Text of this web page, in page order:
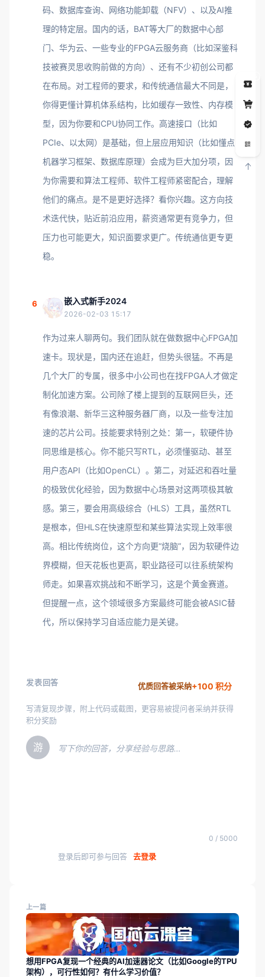
码、数据库查询、网络功能卸载（NFV）、以及AI推
理的特定层。国内的话，BAT等大厂的数据中心部
门、华为云、一些专业的FPGA云服务商（比如深鉴科
技被赛灵思收购前做的方向）、还有不少初创公司都
在布局。对工程师的要求，和传统通信最大不同是，
你得更懂计算机体系结构，比如缓存一致性、内存模
型，因为你要和CPU协同工作。高速接口（比如
PCIe、以太网）是基础，但上层应用知识（比如懂点
机器学习框架、数据库原理）会成为巨大加分项，因
为你需要和算法工程师、软件工程师紧密配合，理解
他们的痛点。是不是更好选择？看你兴趣。这方向技
术迭代快，贴近前沿应用，薪资通常更有竞争力，但
压力也可能更大，知识面要求更广。传统通信更专更
稳。
6 嵌入式新手2024
2026-02-03 15:17
作为过来人聊两句。我们团队就在做数据中心FPGA加
速卡。现状是，国内还在追赶，但势头很猛。不再是
几个大厂的专属，很多中小公司也在找FPGA人才做定
制化加速方案。公司除了楼上提到的互联网巨头，还
有像浪潮、新华三这种服务器厂商，以及一些专注加
速的芯片公司。技能要求特别之处：第一，软硬件协
同思维是核心。你不能只写RTL，必须懂驱动、甚至
用户态API（比如OpenCL）。第二，对延迟和吞吐量
的极致优化经验，因为数据中心场景对这两项极其敏
感。第三，要会用高级综合（HLS）工具，虽然RTL
是根本，但HLS在快速原型和某些算法实现上效率很
高。相比传统岗位，这个方向更“烧脑”，因为软硬件边
界模糊，但天花板也更高，职业路径可以往系统架构
师走。如果喜欢挑战和不断学习，这是个黄金赛道。
但提醒一点，这个领域很多方案最终可能会被ASIC替
代，所以保持学习自适应能力是关键。
发表回答 优质回答被采纳+100 积分
写清复现步骤，附上代码或截图，更容易被提问者采纳并获得
积分奖励
游 写下你的回答，分享经验与思路…
0 / 5000
登录后即可参与回答 去登录
上一篇
想用FPGA复现一个经典的AI加速器论文（比如Google的TPU
架构），可行性如何？有什么学习价值？